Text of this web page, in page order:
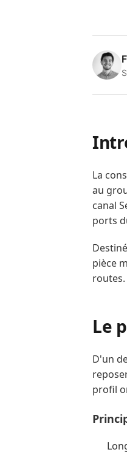
La
au
canal
ports
pièce
routes.
Le
D'un
profil